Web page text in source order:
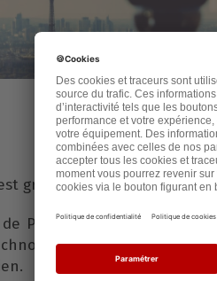
gros plus ça passe !
de Paris auront été un vrai
intrusive dans